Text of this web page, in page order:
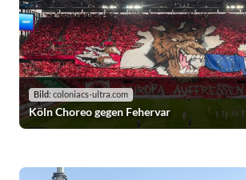
Bild: coloniacs-ultra.com
Köln Choreo gegen Fehervar